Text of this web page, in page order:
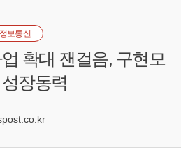
보통신
확대 잰걸음, 구현모
장동력